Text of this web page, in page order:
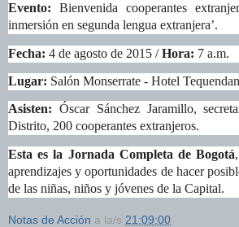
Evento: Bienvenida cooperantes
inmersión en segunda lengua extranjera’.
Fecha: 4 de agosto de 2015 /Hora: 7 a.m.
Lugar: Salón Monserrate - Hotel
Asisten: Óscar Sánchez Jaramillo,
Distrito, 200 cooperantes extranjeros.
Esta es la Jornada Completa de Bogotá
aprendizajes y oportunidades de hacer
de las niñas, niños y jóvenes de la Capital.
Notas de Acción a la/s 21:09:00